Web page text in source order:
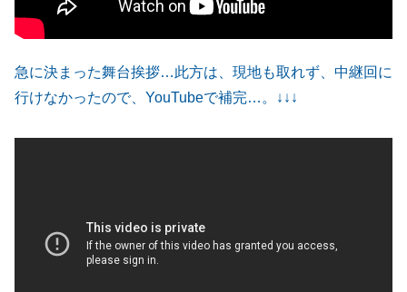
急に決まった舞台挨拶…此方は、現地も取れず、中継回に
行けなかったので、YouTubeで補完…。↓↓↓